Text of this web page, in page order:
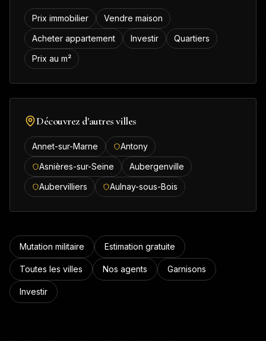
Prix immobilier
Vendre maison
Acheter appartement
Investir
Quartiers
Prix au m²
Découvrez d'autres villes
Annet-sur-Marne
Antony
Asnières-sur-Seine
Aubergenville
Aubervilliers
Aulnay-sous-Bois
Mutation militaire Estimation gratuite
Toutes les villes Nos agents Garnisons
Investir